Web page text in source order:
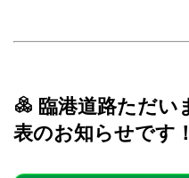
臨港道路ただ
表のお知らせです！